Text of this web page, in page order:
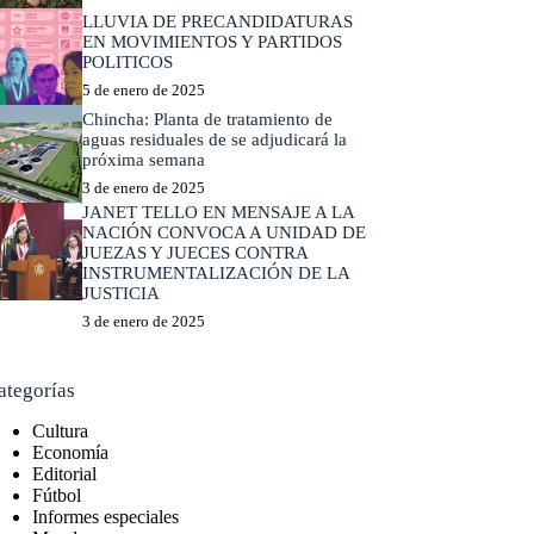
LLUVIA DE PRECANDIDATURAS
EN MOVIMIENTOS Y PARTIDOS
POLITICOS
5 de enero de 2025
Chincha: Planta de tratamiento de
aguas residuales de se adjudicará la
próxima semana
3 de enero de 2025
JANET TELLO EN MENSAJE A LA
NACIÓN CONVOCA A UNIDAD DE
JUEZAS Y JUECES CONTRA
INSTRUMENTALIZACIÓN DE LA
JUSTICIA
3 de enero de 2025
Cultura
Economía
Editorial
Fútbol
Informes especiales